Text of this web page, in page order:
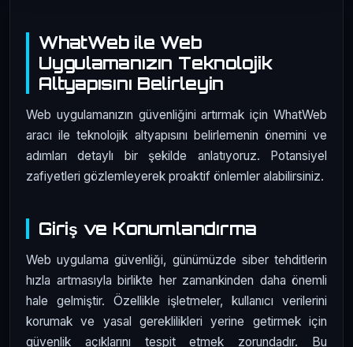
WhatWeb ile Web
Uygulamanızın Teknolojik
Altyapısını Belirleyin
Web uygulamanızın güvenliğini artırmak için WhatWeb
aracı ile teknolojik altyapısını belirlemenin önemini ve
adımları detaylı bir şekilde anlatıyoruz. Potansiyel
zafiyetleri gözlemleyerek proaktif önlemler alabilirsiniz.
Giriş ve Konumlandırma
Web uygulama güvenliği, günümüzde siber tehditlerin
hızla artmasıyla birlikte her zamankinden daha önemli
hale gelmiştir. Özellikle işletmeler, kullanıcı verilerini
korumak ve yasal gereklilikleri yerine getirmek için
güvenlik açıklarını tespit etmek zorundadır. Bu